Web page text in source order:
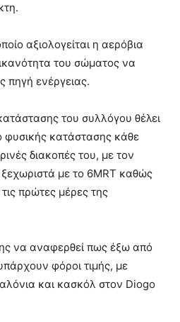
αξιολογείται η αερόβια
του σώματος να
πηγή ενέργειας.
του συλλόγου θέλει
φυσικής κατάστασης κάθε
διακοπές του, με τον
ξεχωριστά με το 6MRT καθώς
πρώτες μέρες της
να αναφερθεί πως έξω από
φόροι τιμής, με
και κασκόλ στον Diogo